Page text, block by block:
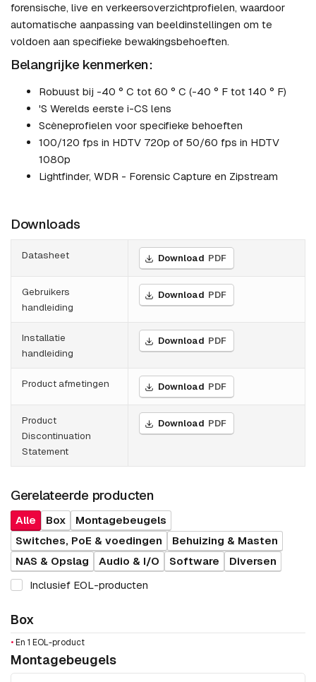
forensische, live en verkeersoverzichtprofielen, waardoor
automatische aanpassing van beeldinstellingen om te
voldoen aan specifieke bewakingsbehoeften.
Belangrijke kenmerken:
Robuust bij -40 ° C tot 60 ° C (-40 ° F tot 140 ° F)
'S Werelds eerste i-CS lens
Scèneprofielen voor specifieke behoeften
100/120 fps in HDTV 720p of 50/60 fps in HDTV
1080p
Lightfinder, WDR - Forensic Capture en Zipstream
Downloads
Datasheet Download PDF
Gebruikers
handleiding
Download PDF
Installatie
handleiding
Download PDF
Product afmetingen Download PDF
Product
Discontinuation
Statement
Download PDF
Gerelateerde producten
Alle Box
Montagebeugels
Switches, PoE & voedingen
Behuizing & Masten
NAS & Opslag
Audio & I/O Software
Diversen
Inclusief EOL-producten
Box
• En 1 EOL-product
Montagebeugels